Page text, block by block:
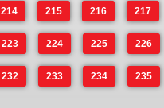
214 215 216 217
223 224 225 226
232 233 234 235